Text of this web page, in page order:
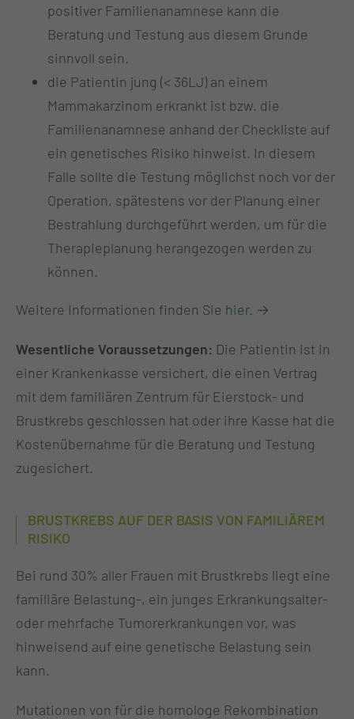
positiver Familienanamnese kann die
Beratung und Testung aus diesem Grunde
sinnvoll sein.
die Patientin jung (< 36LJ) an einem
Mammakarzinom erkrankt ist bzw. die
Familienanamnese anhand der Checkliste auf
ein genetisches Risiko hinweist. In diesem
Falle sollte die Testung möglichst noch vor der
Operation, spätestens vor der Planung einer
Bestrahlung durchgeführt werden, um für die
Therapieplanung herangezogen werden zu
können.
Weitere Informationen finden Sie hier. →
Wesentliche Voraussetzungen: Die Patientin ist in
einer Krankenkasse versichert, die einen Vertrag
mit dem familiären Zentrum für Eierstock- und
Brustkrebs geschlossen hat oder ihre Kasse hat die
Kostenübernahme für die Beratung und Testung
zugesichert.
BRUSTKREBS AUF DER BASIS VON FAMILIÄREM
RISIKO
Bei rund 30% aller Frauen mit Brustkrebs liegt eine
familiäre Belastung-, ein junges Erkrankungsalter-
oder mehrfache Tumorerkrankungen vor, was
hinweisend auf eine genetische Belastung sein
kann.
Mutationen von für die homologe Rekombination